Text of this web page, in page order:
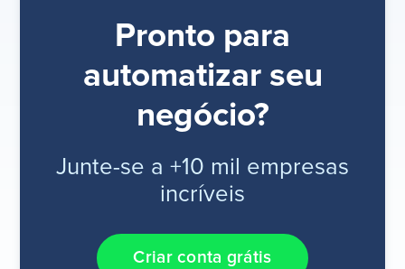
Pronto para
automatizar seu
negócio?
Junte-se a +10 mil empresas
incríveis
Criar conta grátis